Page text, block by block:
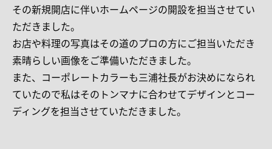
その新規開店に伴いホームページの開設を担当させてい
ただきました。
お店や料理の写真はその道のプロの方にご担当いただき
素晴らしい画像をご準備いただきました。
また、コーポレートカラーも三浦社長がお決めになられ
ていたので私はそのトンマナに合わせてデザインとコー
ディングを担当させていただきました。